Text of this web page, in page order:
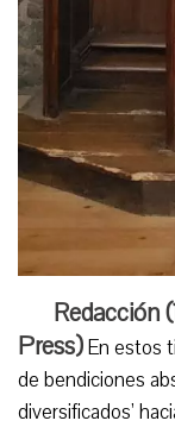
Redacción (
Press)En estos
de bendiciones
diversificados’